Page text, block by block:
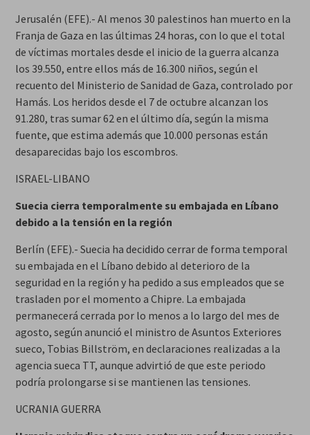
Jerusalén (EFE).- Al menos 30 palestinos han muerto en la
Franja de Gaza en las últimas 24 horas, con lo que el total
de víctimas mortales desde el inicio de la guerra alcanza
los 39.550, entre ellos más de 16.300 niños, según el
recuento del Ministerio de Sanidad de Gaza, controlado por
Hamás. Los heridos desde el 7 de octubre alcanzan los
91.280, tras sumar 62 en el último día, según la misma
fuente, que estima además que 10.000 personas están
desaparecidas bajo los escombros.
ISRAEL-LIBANO
Suecia cierra temporalmente su embajada en Líbano
debido a la tensión en la región
Berlín (EFE).- Suecia ha decidido cerrar de forma temporal
su embajada en el Líbano debido al deterioro de la
seguridad en la región y ha pedido a sus empleados que se
trasladen por el momento a Chipre. La embajada
permanecerá cerrada por lo menos a lo largo del mes de
agosto, según anunció el ministro de Asuntos Exteriores
sueco, Tobias Billström, en declaraciones realizadas a la
agencia sueca TT, aunque advirtió de que este periodo
podría prolongarse si se mantienen las tensiones.
UCRANIA GUERRA